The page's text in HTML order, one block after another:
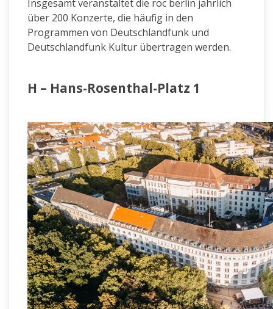
Insgesamt veranstaltet die roc berlin jährlich
über 200 Konzerte, die häufig in den
Programmen von Deutschlandfunk und
Deutschlandfunk Kultur übertragen werden.
H – Hans-Rosenthal-Platz 1